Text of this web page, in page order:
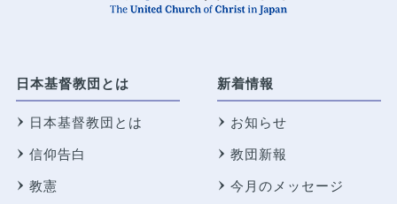
日本基督教団とは
日本基督教団とは
信仰告白
教憲
新着情報
お知らせ
教団新報
今月のメッセージ